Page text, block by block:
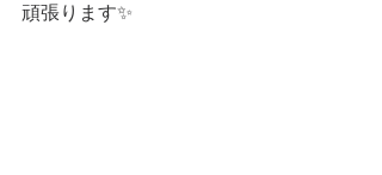
頑張ります✨